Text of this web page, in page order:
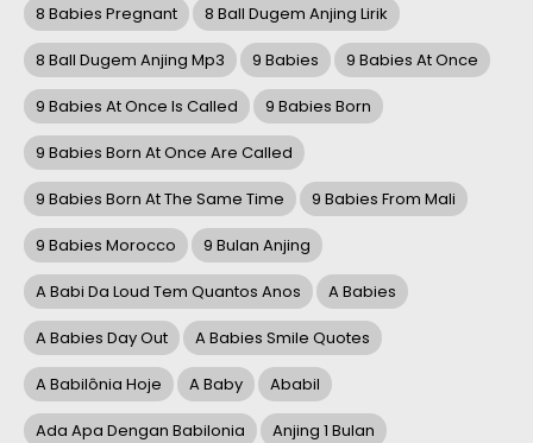
8 Babies Pregnant 8 Ball Dugem Anjing Lirik
8 Ball Dugem Anjing Mp3 9 Babies 9 Babies At Once
9 Babies At Once Is Called 9 Babies Born
9 Babies Born At Once Are Called
9 Babies Born At The Same Time 9 Babies From Mali
9 Babies Morocco 9 Bulan Anjing
A Babi Da Loud Tem Quantos Anos A Babies
A Babies Day Out A Babies Smile Quotes
A Babilônia Hoje A Baby Ababil
Ada Apa Dengan Babilonia Anjing 1 Bulan